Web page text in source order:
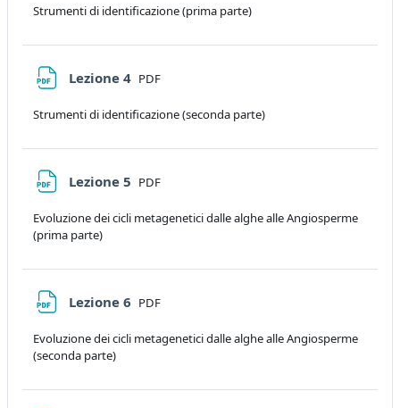
Strumenti di identificazione (prima parte)
Lezione 4 File
PDF
Strumenti di identificazione (seconda parte)
Lezione 5 File
PDF
Evoluzione dei cicli metagenetici dalle alghe alle Angiosperme
(prima parte)
Lezione 6 File
PDF
Evoluzione dei cicli metagenetici dalle alghe alle Angiosperme
(seconda parte)